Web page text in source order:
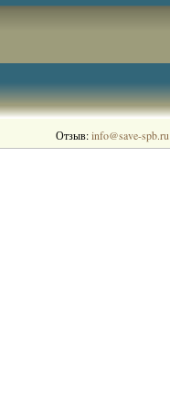
Отзыв:info@save-spb.ru